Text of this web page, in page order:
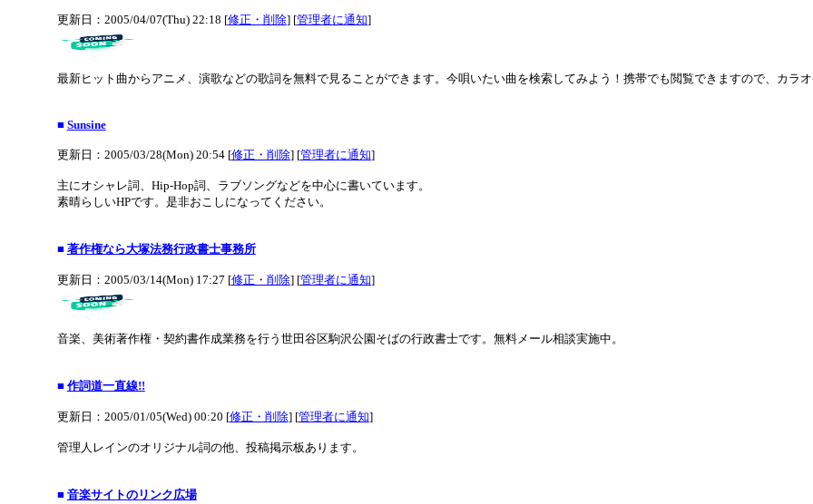
更新日：2005/04/07(Thu) 22:18 [修正・削除] [管理者に通知]
最新ヒット曲からアニメ、演歌などの歌詞を無料で見ることができます。今唄いたい曲を検索してみよう！携帯でも閲覧できますので、カラオ
■ Sunsine
更新日：2005/03/28(Mon) 20:54 [修正・削除] [管理者に通知]
主にオシャレ詞、Hip-Hop詞、ラブソングなどを中心に書いています。
素晴らしいHPです。是非おこしになってください。
■ 著作権なら大塚法務行政書士事務所
更新日：2005/03/14(Mon) 17:27 [修正・削除] [管理者に通知]
音楽、美術著作権・契約書作成業務を行う世田谷区駒沢公園そばの行政書士です。無料メール相談実施中。
■ 作詞道一直線!!
更新日：2005/01/05(Wed) 00:20 [修正・削除] [管理者に通知]
管理人レインのオリジナル詞の他、投稿掲示板あります。
■ 音楽サイトのリンク広場